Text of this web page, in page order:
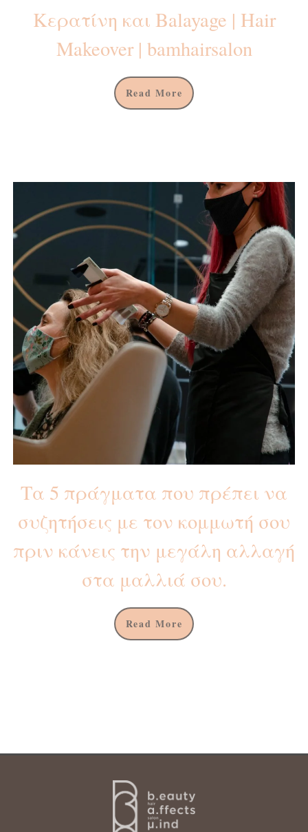
Κερατίνη και Balayage | Hair
Makeover | bamhairsalon
Read More
Τα 5 πράγματα που πρέπει να
συζητήσεις με τον κομμωτή σου
πριν κάνεις την μεγάλη αλλαγή
στα μαλλιά σου.
Read More